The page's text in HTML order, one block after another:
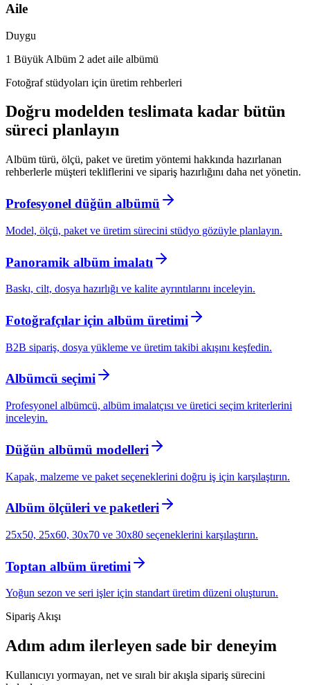
Aile
Duygu
1 Büyük Albüm 2 adet aile albümü
Fotoğraf stüdyoları için üretim rehberleri
Doğru modelden teslimata kadar bütün
süreci planlayın
Albüm türü, ölçü, paket ve üretim yöntemi hakkında hazırlanan
rehberlerle müşteri tekliflerini ve sipariş hazırlığını daha net yönetin.
Profesyonel düğün albümü
Model, ölçü, paket ve üretim sürecini stüdyo gözüyle planlayın.
Panoramik albüm imalatı
Baskı, cilt, dosya hazırlığı ve kalite ayrıntılarını inceleyin.
Fotoğrafçılar için albüm üretimi
B2B sipariş, dosya yükleme ve üretim takibi akışını keşfedin.
Albümcü seçimi
Profesyonel albümcü, albüm imalatçısı ve üretici seçim kriterlerini
inceleyin.
Düğün albümü modelleri
Kapak, malzeme ve paket seçeneklerini doğru iş için karşılaştırın.
Albüm ölçüleri ve paketleri
25x50, 25x60, 30x70 ve 30x80 seçeneklerini karşılaştırın.
Toptan albüm üretimi
Yoğun sezon ve seri işler için standart üretim düzeni oluşturun.
Sipariş Akışı
Adım adım ilerleyen sade bir deneyim
Kullanıcıyı yormayan, net ve sıralı bir akışla sipariş sürecini